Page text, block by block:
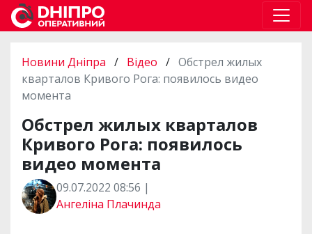
Новини Дніпра / Відео / Обстрел жилых
кварталов Кривого Рога: появилось видео
момента
Обстрел жилых кварталов
Кривого Рога: появилось
видео момента
09.07.2022 08:56 |
Ангеліна Плачинда